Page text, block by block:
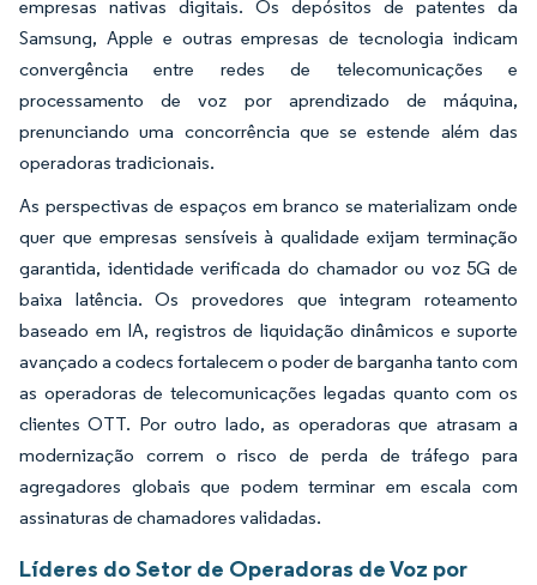
empresas nativas digitais. Os depósitos de patentes da
Samsung, Apple e outras empresas de tecnologia indicam
convergência entre redes de telecomunicações e
processamento de voz por aprendizado de máquina,
prenunciando uma concorrência que se estende além das
operadoras tradicionais.
As perspectivas de espaços em branco se materializam onde
quer que empresas sensíveis à qualidade exijam terminação
garantida, identidade verificada do chamador ou voz 5G de
baixa latência. Os provedores que integram roteamento
baseado em IA, registros de liquidação dinâmicos e suporte
avançado a codecs fortalecem o poder de barganha tanto com
as operadoras de telecomunicações legadas quanto com os
clientes OTT. Por outro lado, as operadoras que atrasam a
modernização correm o risco de perda de tráfego para
agregadores globais que podem terminar em escala com
assinaturas de chamadores validadas.
Líderes do Setor de Operadoras de Voz por